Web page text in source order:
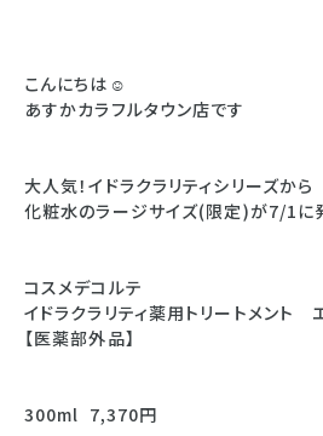
こんにちは☺️
あすかカラフルタウン店です
大人気！イドラクラリティシリーズから
化粧水のラージサイズ(限定)が7/1に
コスメデコルテ
イドラクラリティ薬用トリートメント
【医薬部外品】
300ml 7,370円